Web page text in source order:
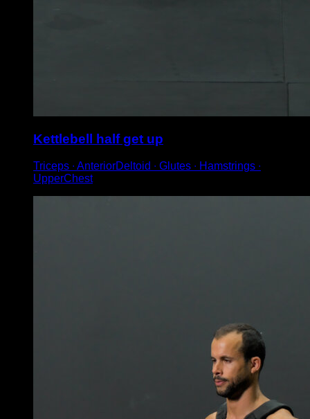
Kettlebell half get up
Triceps ∙ AnteriorDeltoid ∙ Glutes ∙ Hamstrings ∙
UpperChest